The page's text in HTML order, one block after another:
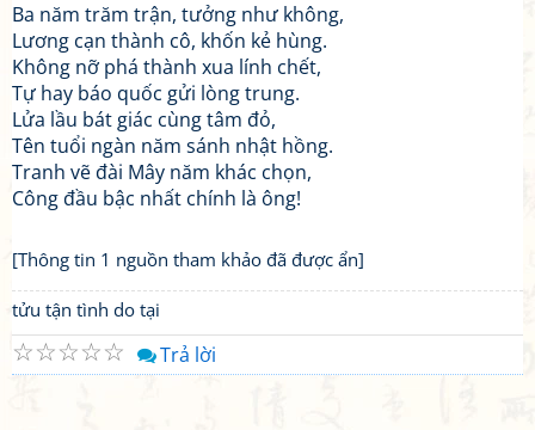
Ba năm trăm trận, tưởng như không,
Lương cạn thành cô, khốn kẻ hùng.
Không nỡ phá thành xua lính chết,
Tự hay báo quốc gửi lòng trung.
Lửa lầu bát giác cùng tâm đỏ,
Tên tuổi ngàn năm sánh nhật hồng.
Tranh vẽ đài Mây năm khác chọn,
Công đầu bậc nhất chính là ông!
[Thông tin 1 nguồn tham khảo đã được ẩn]
tửu tận tình do tại
☆
☆
☆
☆
☆ Trả lời